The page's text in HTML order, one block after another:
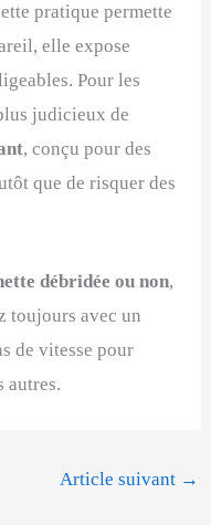
pratique permette
elle expose
Pour les
judicieux de
, conçu pour des
que de risquer des
débridée ou non,
toujours avec un
de vitesse pour
autres.
Article suivant →